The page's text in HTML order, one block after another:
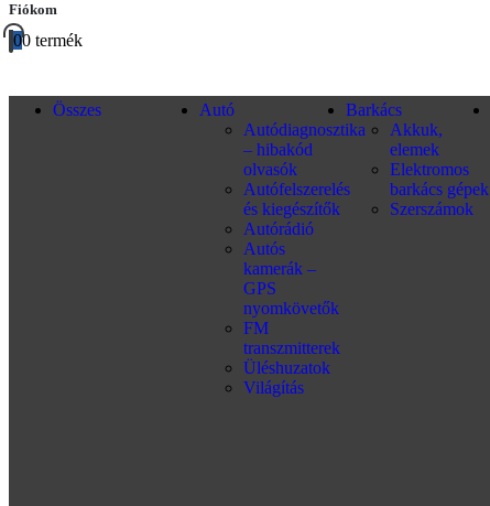
Fiókom
00 termék
Összes
Autó
Autódiagnosztika
– hibakód
olvasók
Autófelszerelés
és kiegészítők
Autórádió
Autós
kamerák –
GPS
nyomkövetők
FM
transzmitterek
Üléshuzatok
Világítás
Barkács
Akkuk,
elemek
Elektromos
barkács gépek
Szerszámok